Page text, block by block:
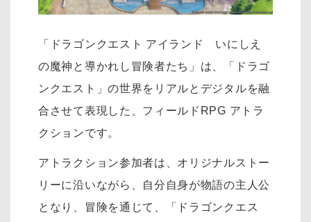
「ドラゴンクエスト アイランド いにしえ
の魔神と導かれし冒険者たち」は、「ドラゴ
ンクエスト」の世界をリアルとデジタルを融
合させて表現した、フィールドRPG アトラ
クションです。
アトラクション参加者は、オリジナルストー
リーに沿いながら、自分自身が物語の主人公
となり、冒険を通じて、「ドラゴンクエス